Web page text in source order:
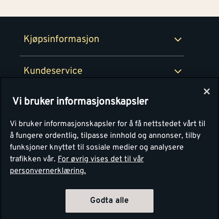
Kjøpsinformasjon
Retur- og angrerettsskjema
Kundeservice
Montér
Personvern
Vi bruker informasjonskapsler
Vi bruker informasjonskapsler for å få nettstedet vårt til
å fungere ordentlig, tilpasse innhold og annonser, tilby
funksjoner knyttet til sosiale medier og analysere
trafikken vår. For øvrig vises det til vår
personvernerklæring.
Godta alle